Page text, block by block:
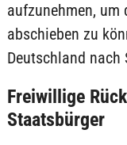
aufzunehmen, um
abschieben zu
Deutschland
Freiwillige
Staatsbürger